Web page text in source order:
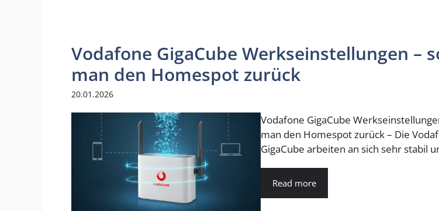
Vodafone GigaCube Werkseinstellungen –
man den Homespot zurück
20.01.2026
Vodafone GigaCube
man den Homespot zurück – Die
GigaCube arbeiten an sich sehr stabil
Read more